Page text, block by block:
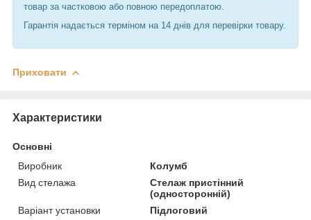
товар за частковою або повною передоплатою.
Гарантія надається терміном на 14 днів для перевірки товару.
Приховати
Характеристики
Основні
Виробник
Колумб
Вид стелажа
Стелаж пристінний
(односторонній)
Варіант установки
Підлоговий